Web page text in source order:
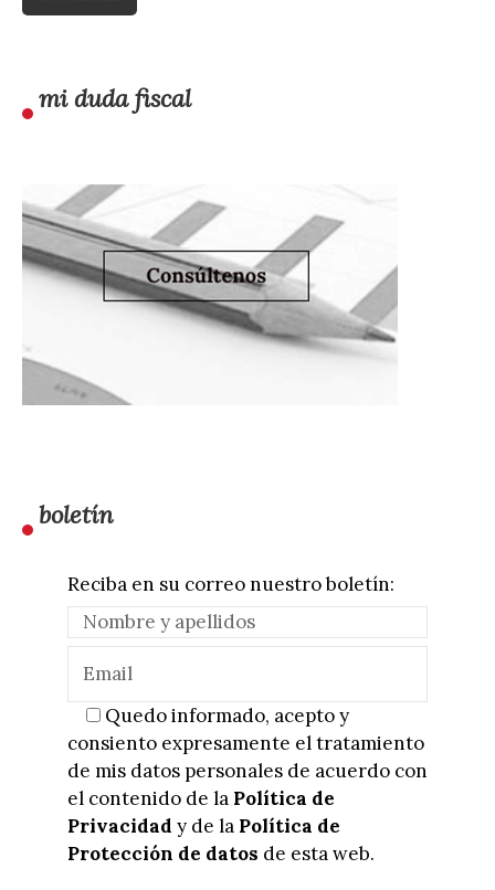
mi duda fiscal
boletín
Reciba en su correo nuestro boletín:
Quedo informado, acepto y
consiento expresamente el tratamiento
de mis datos personales de acuerdo con
el contenido de la Política de
Privacidad y de la Política de
Protección de datos de esta web.